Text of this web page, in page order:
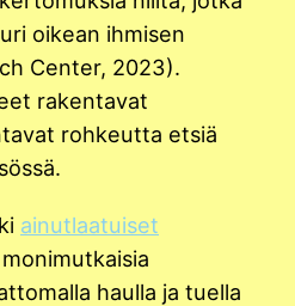
oikean ihmisen
Center, 2023).
rakentavat
rohkeutta etsiä
ainutlaatuiset
haulla ja tuella